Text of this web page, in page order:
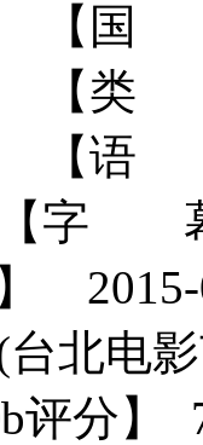
【国
【类
【语
【字
台北电
评分】